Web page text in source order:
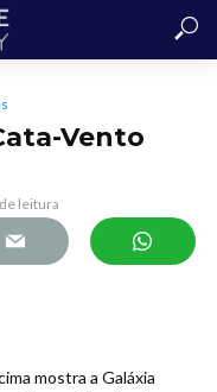
Vento
leitura
mostra a Galáxia